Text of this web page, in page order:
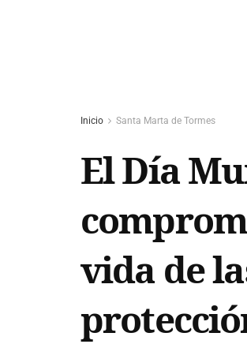
Inicio Santa Marta de Tormes
El Día
vida de